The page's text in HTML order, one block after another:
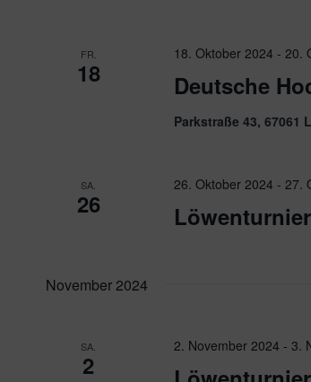
FR.
18 Deutsche
18. Oktober 2024 -20.
Parkstraße 43, 67061
SA.
26
26. Oktober 2024 -27.
November 2024
SA.
2
2. November 2024 -3.